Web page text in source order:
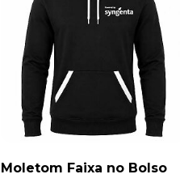
Moletom Faixa no Bolso